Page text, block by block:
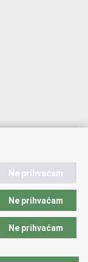
Ne prihvaćam
Ne prihvaćam
Ne prihvaćam